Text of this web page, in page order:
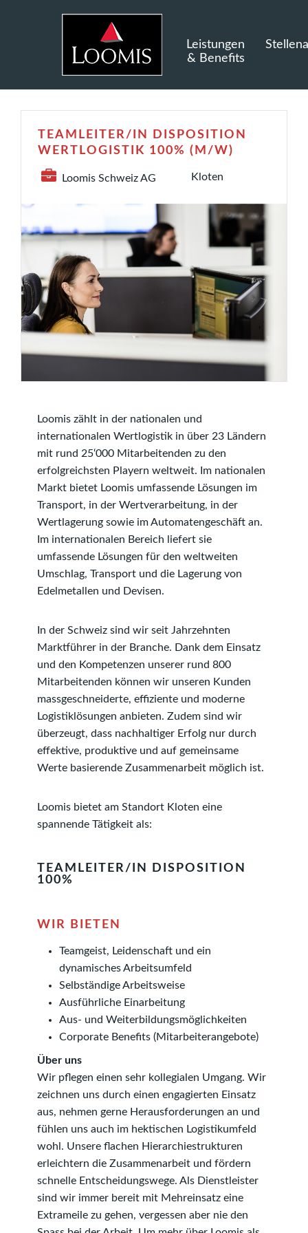
Leistungen
& Benefits
TEAMLEITER/IN DISPOSITION
WERTLOGISTIK 100% (M/W)
Loomis Schweiz AG Kloten
Loomis zählt in der nationalen und
internationalen Wertlogistik in über 23 Ländern
mit rund 25‘000 Mitarbeitenden zu den
erfolgreichsten Playern weltweit. Im nationalen
Markt bietet Loomis umfassende Lösungen im
Transport, in der Wertverarbeitung, in der
Wertlagerung sowie im Automatengeschäft an.
Im internationalen Bereich liefert sie
umfassende Lösungen für den weltweiten
Umschlag, Transport und die Lagerung von
Edelmetallen und Devisen.
In der Schweiz sind wir seit Jahrzehnten
Marktführer in der Branche. Dank dem Einsatz
und den Kompetenzen unserer rund 800
Mitarbeitenden können wir unseren Kunden
mass­ge­schneiderte, effiziente und moderne
Logistiklösungen anbieten. Zudem sind wir
überzeugt, dass nachhaltiger Erfolg nur durch
effektive, produktive und auf ge­mein­same
Werte basierende Zusammenarbeit möglich ist.
Loomis bietet am Standort Kloten eine
spannende Tätigkeit als:
TEAMLEITER/IN DISPOSITION
100%
WIR BIETEN
Teamgeist, Leidenschaft und ein
dynamisches Arbeitsumfeld
Selbständige Arbeitsweise
Ausführliche Einarbeitung
Aus- und Weiterbildungsmöglichkeiten
Corporate Benefits (Mitarbeiterangebote)
Über uns
Wir pflegen einen sehr kollegialen Umgang. Wir
zeichnen uns durch einen engagierten Einsatz
aus, nehmen gerne Herausforderungen an und
fühlen uns auch im hektischen Logistikumfeld
wohl. Unsere flachen Hierar­chie­­­­­­strukturen
erleichtern die Zusammenarbeit und fördern
schnelle Ent­scheidungs­­wege. Als Dienstleister
sind wir immer bereit mit Mehreinsatz eine
Extra­meile zu gehen, vergessen aber nie den